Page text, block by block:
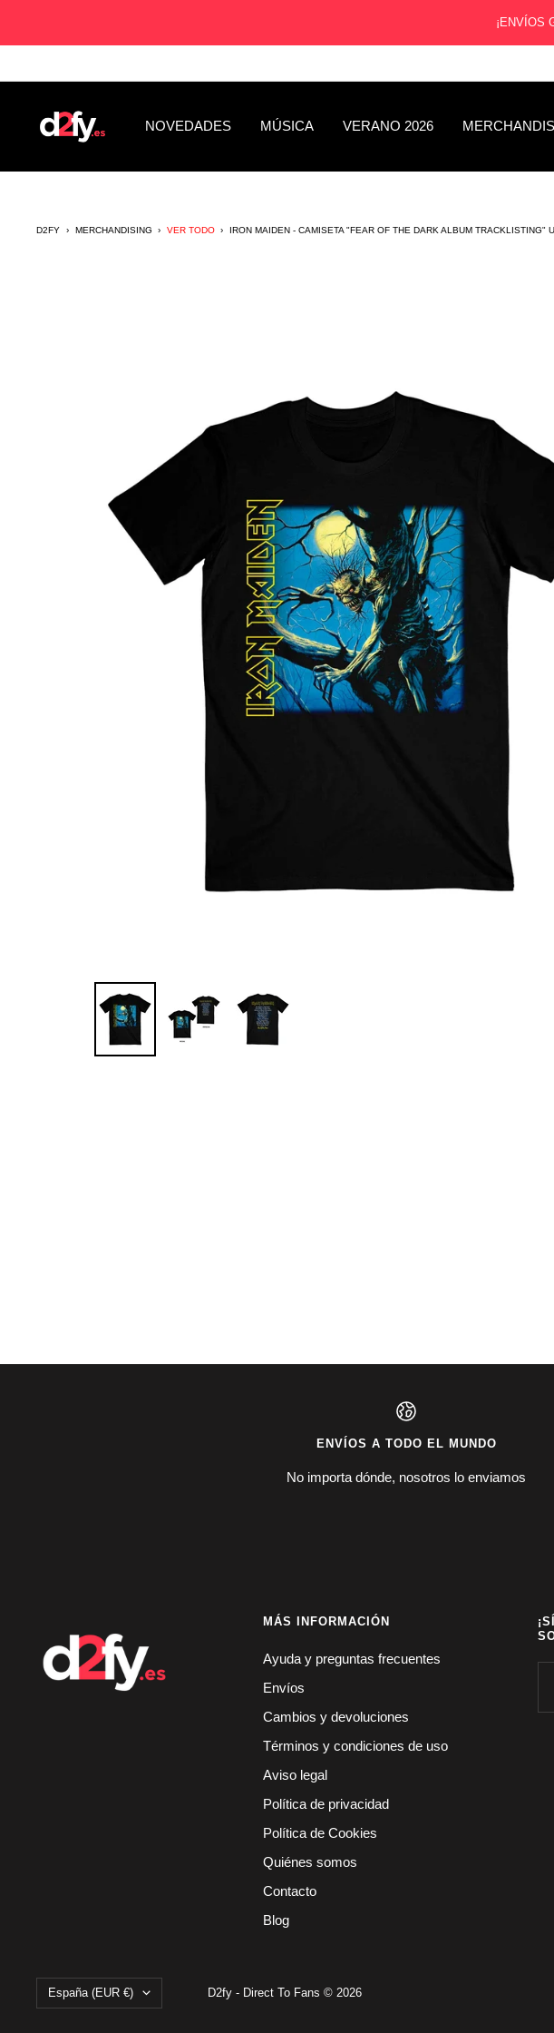
¡ENVÍOS
NOVEDADES MÚSICA VERANO 2026
D2fy
D2FY › MERCHANDISING › VER TODO › IRON MAIDEN - CAMISETA "FEAR OF THE DARK ALBUM TRACKLISTING"
ENVÍOS A TODO EL MUNDO
No importa dónde, nosotros lo enviamos
MÁS INFORMACIÓN
Ayuda y preguntas frecuentes
Envíos
Cambios y devoluciones
Términos y condiciones de uso
Aviso legal
Política de privacidad
Política de Cookies
Quiénes somos
Contacto
Blog
País/región
España (EUR €) D2fy - Direct To Fans © 2026